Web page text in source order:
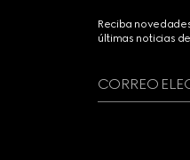
Reciba
últimas noticias
CORREO